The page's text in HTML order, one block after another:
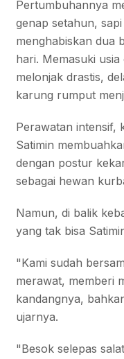
Pertumbuhannya
genap setahun,
menghabiskan dua
hari. Memasuki
melonjak drastis,
karung rumput
Perawatan intensif,
Satimin
dengan postur
sebagai hewan
Namun, di balik
yang tak bisa
"Kami sudah
merawat, memberi
kandangnya,
ujarnya.
"Besok selepas